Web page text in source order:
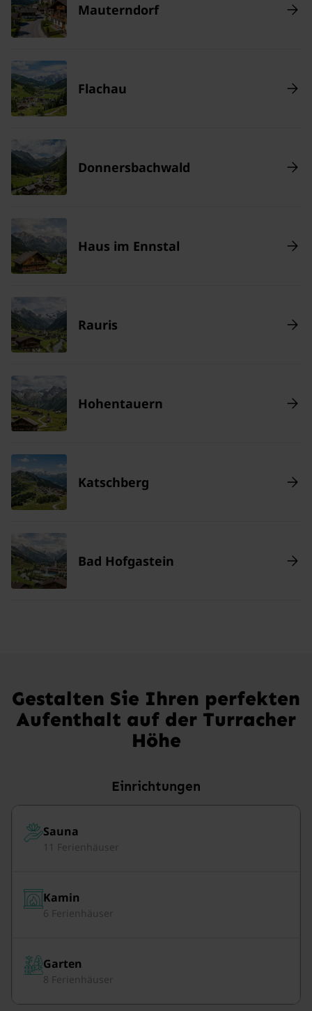
Mauterndorf
Flachau
Donnersbachwald
Haus im Ennstal
Rauris
Hohentauern
Katschberg
Bad Hofgastein
Gestalten Sie Ihren perfekten
Aufenthalt auf der Turracher
Höhe
Einrichtungen
Sauna
11 Ferienhäuser
Kamin
6 Ferienhäuser
Garten
8 Ferienhäuser